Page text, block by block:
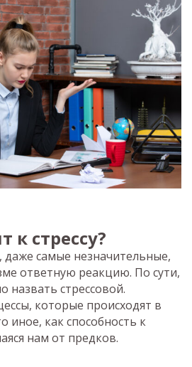
к стрессу?
самые незначительные,
ответную реакцию. По сути,
стрессовой.
которые происходят в
иное, как способность к
нам от предков.